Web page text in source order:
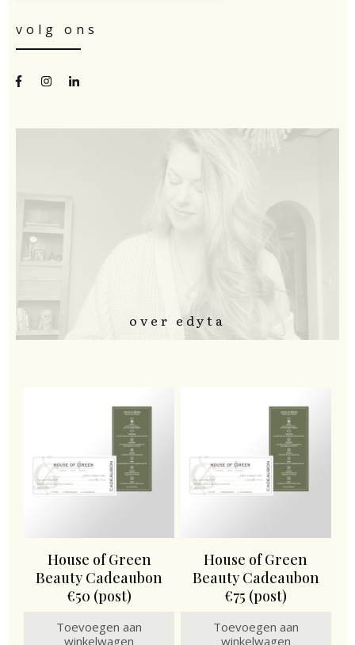
volg ons
over edyta
House of Green
Beauty Cadeaubon
€50 (post)
Toevoegen aan
winkelwagen
House of Green
Beauty Cadeaubon
€75 (post)
Toevoegen aan
winkelwagen